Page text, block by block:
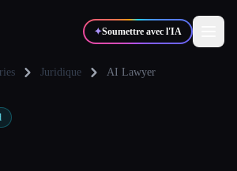
✦Soumettre avec l'IA
Juridique AI Lawyer